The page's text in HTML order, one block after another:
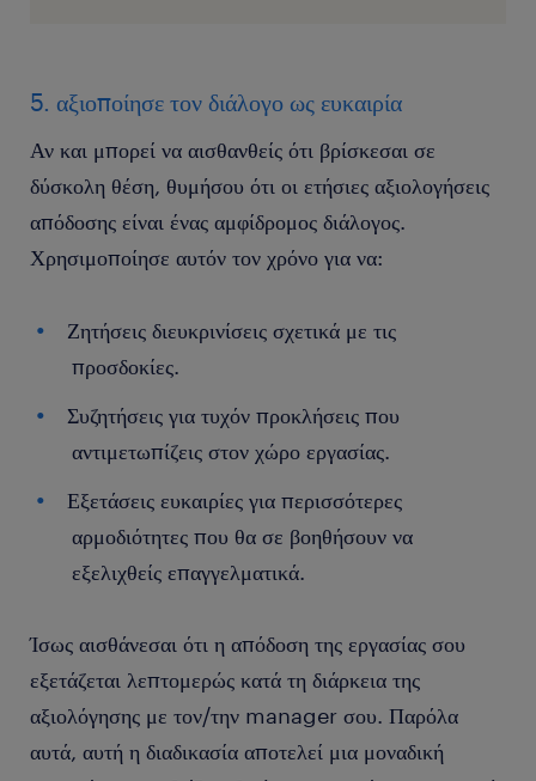
5. αξιοποίησε τον διάλογο ως ευκαιρία
Αν και μπορεί να αισθανθείς ότι βρίσκεσαι σε
δύσκολη θέση, θυμήσου ότι οι ετήσιες αξιολογήσεις
απόδοσης είναι ένας αμφίδρομος διάλογος.
Χρησιμοποίησε αυτόν τον χρόνο για να:
Ζητήσεις διευκρινίσεις σχετικά με τις
προσδοκίες.
Συζητήσεις για τυχόν προκλήσεις που
αντιμετωπίζεις στον χώρο εργασίας.
Εξετάσεις ευκαιρίες για περισσότερες
αρμοδιότητες που θα σε βοηθήσουν να
εξελιχθείς επαγγελματικά.
Ίσως αισθάνεσαι ότι η απόδοση της εργασίας σου
εξετάζεται λεπτομερώς κατά τη διάρκεια της
αξιολόγησης με τον/την manager σου. Παρόλα
αυτά, αυτή η διαδικασία αποτελεί μια μοναδική